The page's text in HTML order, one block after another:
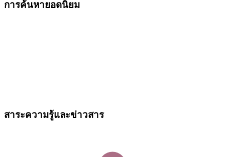
การค้นหายอดนิยม
สาระความรู้และข่าวสาร